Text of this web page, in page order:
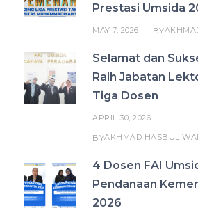
Prestasi Umsida
MAY 7, 2026 BY
Selamat dan
Raih Jabatan
Tiga Dosen
APRIL 30, 2026
BYAKHMAD HASBUL
4 Dosen FAI
Pendanaan
2026